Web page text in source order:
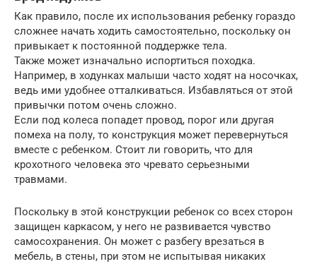
Как правило, после их использования ребенку гораздо
сложнее начать ходить самостоятельно, поскольку он
привыкает к постоянной поддержке тела.
Также может изначально испортиться походка.
Например, в ходунках малыши часто ходят на носочках,
ведь ими удобнее отталкиваться. Избавляться от этой
привычки потом очень сложно.
Если под колеса попадет провод, порог или другая
помеха на полу, то конструкция может перевернуться
вместе с ребенком. Стоит ли говорить, что для
крохотного человека это чревато серьезными
травмами.
Поскольку в этой конструкции ребенок со всех сторон
защищен каркасом, у него не развивается чувство
самосохранения. Он может с разбегу врезаться в
мебель, в стены, при этом не испытывая никаких